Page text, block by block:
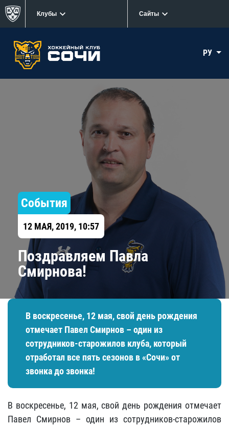
Клубы Сайты
РУ
События
12 МАЯ, 2019, 10:57
Поздравляем Павла
Смирнова!
В воскресенье, 12 мая, свой день рождения
отмечает Павел Смирнов – один из
сотрудников-старожилов клуба, который
отработал все пять сезонов в «Сочи» от
звонка до звонка!
В воскресенье, 12 мая, свой день рождения отмечает
Павел Смирнов – один из сотрудников-старожилов